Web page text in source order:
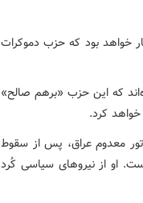
خواهد بود که حزب دموکرات
که این حزب «برهم صالح»
کرد.
معدوم عراق، پس از سقوط
او از نیروهای سیاسی کُرد